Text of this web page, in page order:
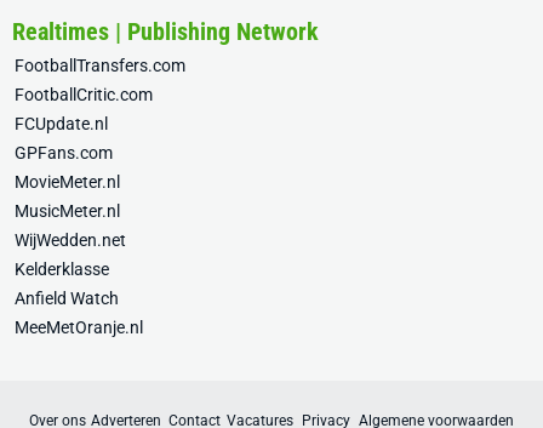
Realtimes | Publishing Network
FootballTransfers.com
FootballCritic.com
FCUpdate.nl
GPFans.com
MovieMeter.nl
MusicMeter.nl
WijWedden.net
Kelderklasse
Anfield Watch
MeeMetOranje.nl
Over ons Adverteren Contact Vacatures Privacy Algemene voorwaarden